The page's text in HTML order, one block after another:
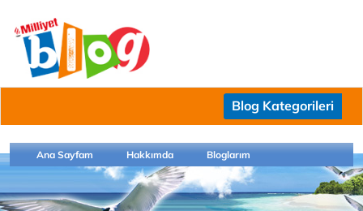
Blog Kategorileri
Ana Sayfam Hakkımda Bloglarım